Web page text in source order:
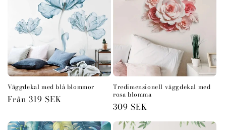
Väggdekal med blå blommor
Ordinarie
Från 319 SEK
Tredimensionell väggdekal med
rosa blomma
Ordinarie
pris
309 SEK